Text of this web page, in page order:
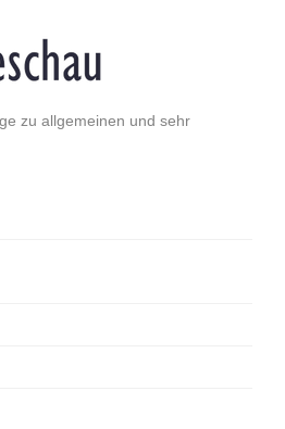
zu allgemeinen und sehr